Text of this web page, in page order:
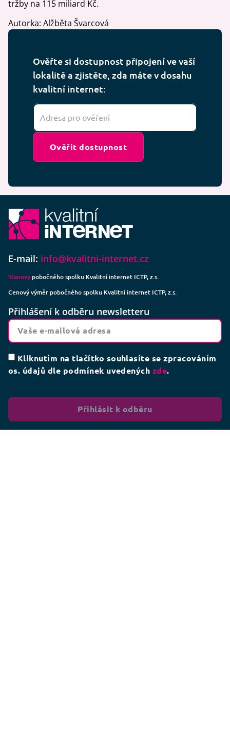
tržby na 115 miliard Kč.
Autorka: Alžběta Švarcová
Ověřte si dostupnost připojení ve vaší
lokalitě a zjistěte, zda máte v dosahu
kvalitní internet:
Ověřit dostupnost
E-mail: info@kvalitni-internet.cz
Stanovy pobočného spolku Kvalitní internet ICTP, z.s.
Cenový výměr pobočného spolku Kvalitní internet ICTP, z.s.
Přihlášení k odběru newsletteru
Kliknutím na tlačítko souhlasíte se zpracováním
os. údajů dle podmínek uvedených zde.
Přihlásit k odběru